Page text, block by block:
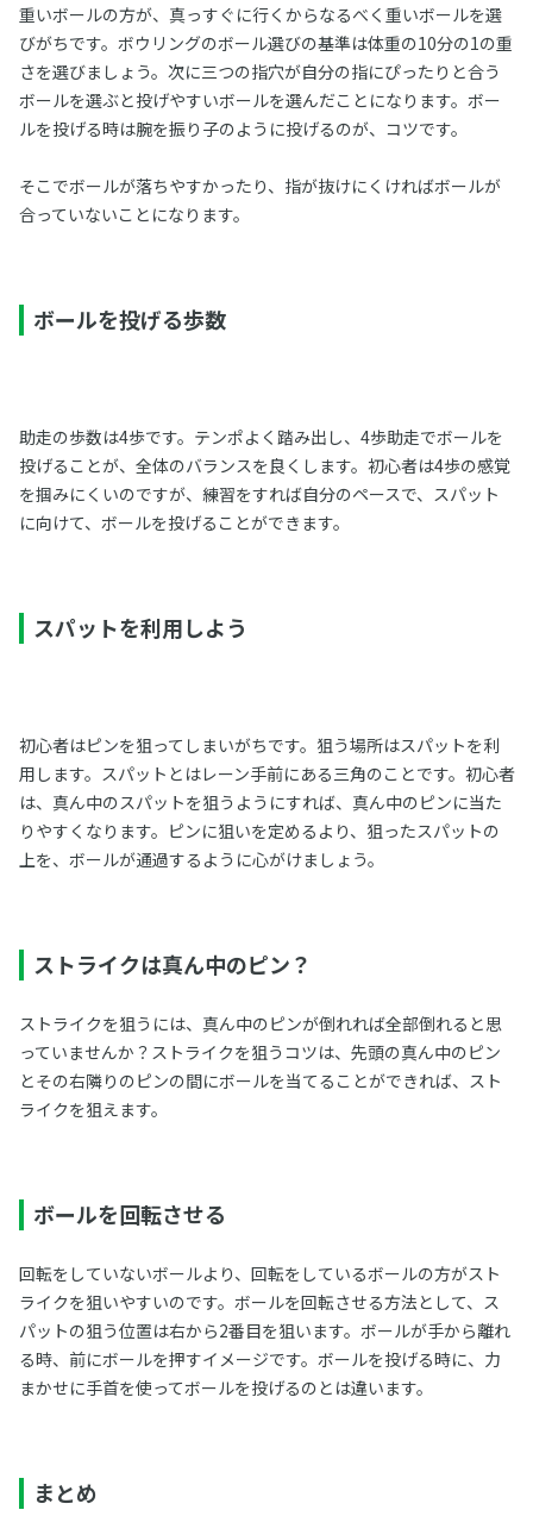
重いボールの方が、真っすぐに行くからなるべく重いボールを選
びがちです。ボウリングのボール選びの基準は体重の10分の1の重
さを選びましょう。次に三つの指穴が自分の指にぴったりと合う
ボールを選ぶと投げやすいボールを選んだことになります。ボー
ルを投げる時は腕を振り子のように投げるのが、コツです。
そこでボールが落ちやすかったり、指が抜けにくければボールが
合っていないことになります。
ボールを投げる歩数
助走の歩数は4歩です。テンポよく踏み出し、4歩助走でボールを
投げることが、全体のバランスを良くします。初心者は4歩の感覚
を掴みにくいのですが、練習をすれば自分のペースで、スパット
に向けて、ボールを投げることができます。
スパットを利用しよう
初心者はピンを狙ってしまいがちです。狙う場所はスパットを利
用します。スパットとはレーン手前にある三角のことです。初心者
は、真ん中のスパットを狙うようにすれば、真ん中のピンに当た
りやすくなります。ピンに狙いを定めるより、狙ったスパットの
上を、ボールが通過するように心がけましょう。
ストライクは真ん中のピン？
ストライクを狙うには、真ん中のピンが倒れれば全部倒れると思
っていませんか？ストライクを狙うコツは、先頭の真ん中のピン
とその右隣りのピンの間にボールを当てることができれば、スト
ライクを狙えます。
ボールを回転させる
回転をしていないボールより、回転をしているボールの方がスト
ライクを狙いやすいのです。ボールを回転させる方法として、ス
パットの狙う位置は右から2番目を狙います。ボールが手から離れ
る時、前にボールを押すイメージです。ボールを投げる時に、力
まかせに手首を使ってボールを投げるのとは違います。
まとめ